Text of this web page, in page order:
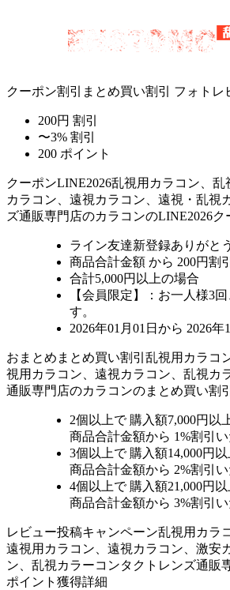
クーポン割引 まとめ買い割引 フォトレ
200円 割引
〜3% 割引
200 ポイント
クーポンLINE2026乱視用カラコン、乱
カラコン、遠視カラコン、遠視・乱視
ズ通販専門店のカラコンのLINE2026ク
ライン友達新登録ありがと
商品合計金額 から 200円割引
合計5,000円以上の場合
【会員限定】：お一人様3回
す。
2026年01月01日から 2026年
おまとめ まとめ買い割引 乱視用カラコ
視用カラコン、遠視カラコン、乱視カ
通販専門店のカラコンのまとめ買い割
2個 以上で 購入額7,000円以
商品合計金額から 1%割引い
3個 以上で 購入額14,000円以
商品合計金額から 2%割引い
4個 以上で 購入額21,000円以
商品合計金額から 3%割引い
レビュー投稿キャンペーン乱視用カラ
遠視用カラコン、遠視カラコン、激安
ン、乱視カラーコンタクトレンズ通販
ポイント獲得詳細